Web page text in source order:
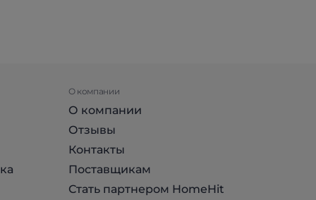
О компании
О компании
Отзывы
Контакты
Поставщикам
Стать партнером HomeHit